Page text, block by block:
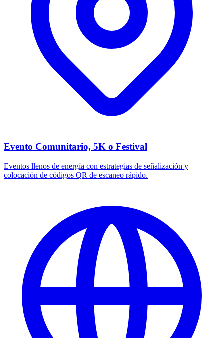
Evento Comunitario, 5K o Festival
Eventos llenos de energía con estrategias de señalización y
colocación de códigos QR de escaneo rápido.